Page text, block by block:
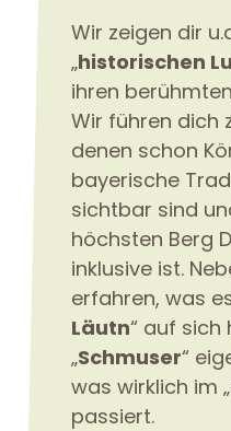
Wir zeigen dir
„historischen
ihren
Wir führen dich
denen schon
bayerische
sichtbar sind
höchsten Berg
inklusive ist.
erfahren, was
Läutn“ auf sich
„Schmuser“
was wirklich im „
passiert.